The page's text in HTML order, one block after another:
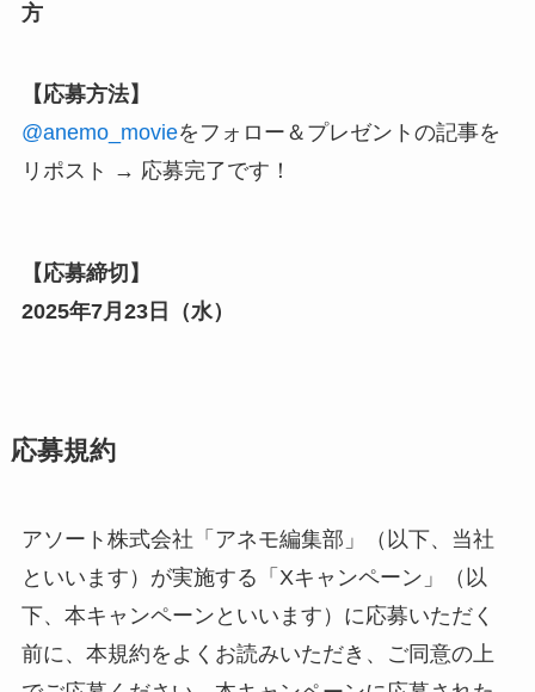
方
【応募方法】
@anemo_movieをフォロー ＆プレゼントの記事を
リポスト → 応募完了です！
【応募締切】
2025年7月 23日（水）
応募規約
アソート株式会社「アネモ編集部」（以下、当社
といいます）が実施する「Xキャンペーン」（以
下、本キャンペーンといいます）に応募いただく
前に、本規約をよくお読みいただき、ご同意の上